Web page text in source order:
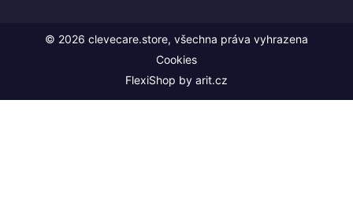
© 2026 clevecare.store, všechna práva vyhrazena
Cookies
FlexiShop by arit.cz